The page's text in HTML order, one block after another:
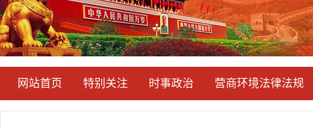
网站首页 特别关注 时事政治 营商环境法律法规